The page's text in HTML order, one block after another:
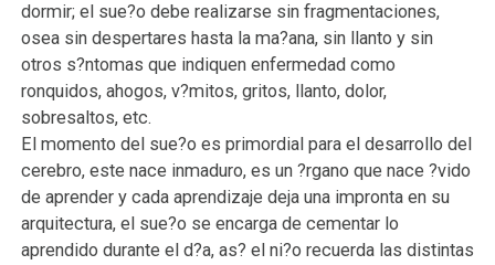
dormir; el sue?o debe realizarse sin fragmentaciones,
osea sin despertares hasta la ma?ana, sin llanto y sin
otros s?ntomas que indiquen enfermedad como
ronquidos, ahogos, v?mitos, gritos, llanto, dolor,
sobresaltos, etc.
El momento del sue?o es primordial para el desarrollo del
cerebro, este nace inmaduro, es un ?rgano que nace ?vido
de aprender y cada aprendizaje deja una impronta en su
arquitectura, el sue?o se encarga de cementar lo
aprendido durante el d?a, as? el ni?o recuerda las distintas